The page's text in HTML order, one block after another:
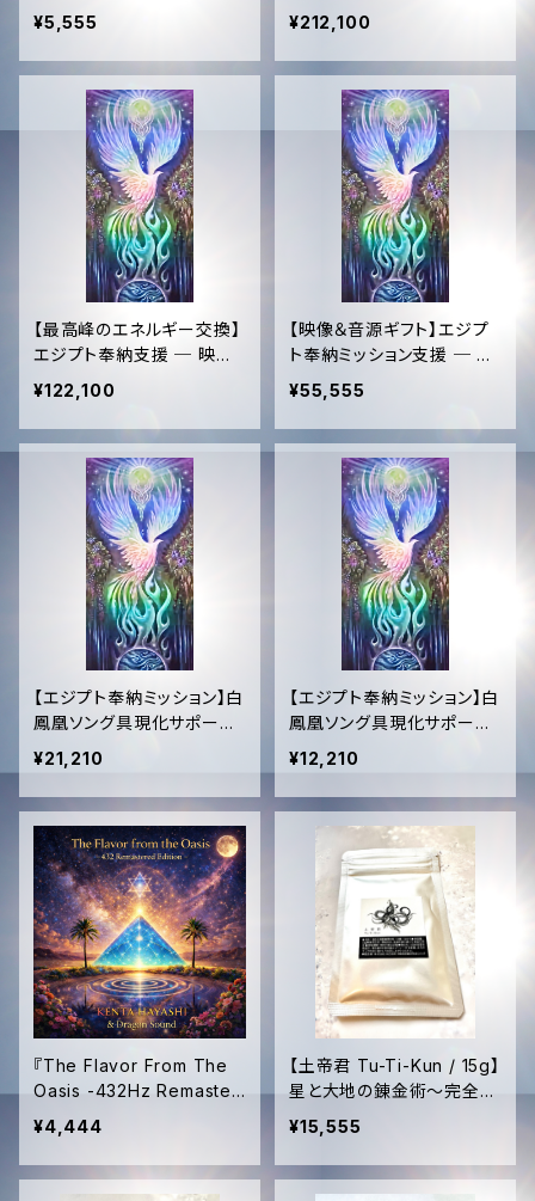
ong of The White Phoe
nix (432Hz Sound Medi
cine)
¥5,555
─ 全150曲CD ＆ 「Golden
Sun 444」アナログ盤 ＋
映像 ＋ 音源【The Supre
me Alchemy】Egypt Miss
ion Support ─ 150-Son
g CD Collection & "Gold
en Sun 444" Vinyl ＋ Vi
deo ＋ Audio
¥212,100
【最高峰のエネルギー交換】
エジプト奉納支援 ─ 映像
＆白鳳凰ソング ＋ 過去全1
50曲コンプリート音源【Ulti
mate Support】Egypt Mis
sion ─ Video, White Ph
oenix Song & Complete
150-Song Discography
¥122,100
【映像＆音源ギフト】エジプ
ト奉納ミッション支援 ─ 白
鳳凰ソング ＋ 特別ドキュメ
ンタリー【Video & Audio
Gift】Egypt Mission Supp
ort ─ The White Phoeni
x Song + Special Docu
mentary
¥55,555
【エジプト奉納ミッション】白
鳳凰ソング具現化サポート
─ 特製CD ＆ HD高音質音
源プレゼント【Egypt Missi
on Support】The White
Phoenix Manifestation
─ Special CD & HD Aud
io Gift
¥21,210
【エジプト奉納ミッション】白
鳳凰ソング具現化サポート
─ 神聖なるHD高音質音源
プレゼント【Egypt Mission
Support】The White Pho
enix Song Manifestation
─ HD Audio Gift
¥12,210
『The Flavor From The
Oasis -432Hz Remaster
ed Edition-』
¥4,444
【土帝君 Tu-Ti-Kun / 15g】
星と大地の錬金術〜完全な
る調和・深き内なる森の覚
醒〜
¥15,555